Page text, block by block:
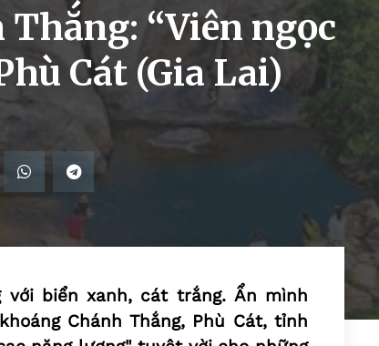
“Viên ngọc
Cát (Gia Lai)
với biển xanh, cát trắng. Ẩn mình
Chánh Thắng, Phù Cát, tỉnh